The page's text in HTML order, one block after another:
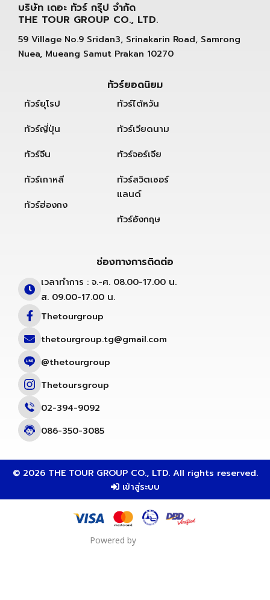
บริษัท เดอะ ทัวร์ กรุ๊ป จำกัด
THE TOUR GROUP CO., LTD.
59 Village No.9 Sridan3, Srinakarin Road, Samrong
Nuea, Mueang Samut Prakan 10270
ทัวร์ยอดนิยม
ทัวร์ยุโรป
ทัวร์ญี่ปุ่น
ทัวร์จีน
ทัวร์เกาหลี
ทัวร์ฮ่องกง
ทัวร์ไต้หวัน
ทัวร์เวียดนาม
ทัวร์จอร์เจีย
ทัวร์สวิตเซอร์
แลนด์
ทัวร์อังกฤษ
ช่องทางการติดต่อ
เวลาทำการ : จ.-ศ. 08.00-17.00 น.
ส. 09.00-17.00 น.
Thetourgroup
thetourgroup.tg@gmail.com
@thetourgroup
Thetoursgroup
02-394-9092
086-350-3085
© 2026 THE TOUR GROUP CO., LTD. All rights reserved.
เข้าสู่ระบบ
Powered by